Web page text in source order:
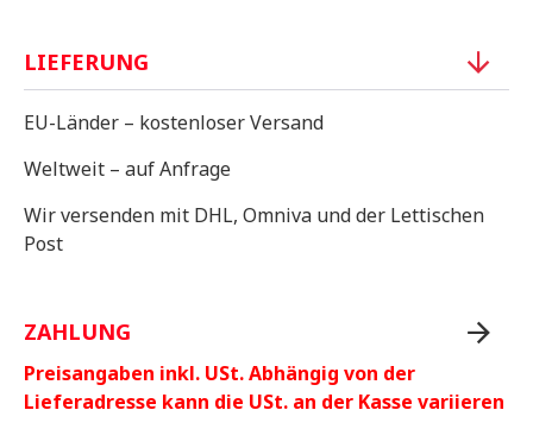
LIEFERUNG
EU-Länder – kostenloser Versand
Weltweit – auf Anfrage
Wir versenden mit DHL, Omniva und der Lettischen
Post
ZAHLUNG
Preisangaben inkl. USt. Abhängig von der
Lieferadresse kann die USt. an der Kasse variieren